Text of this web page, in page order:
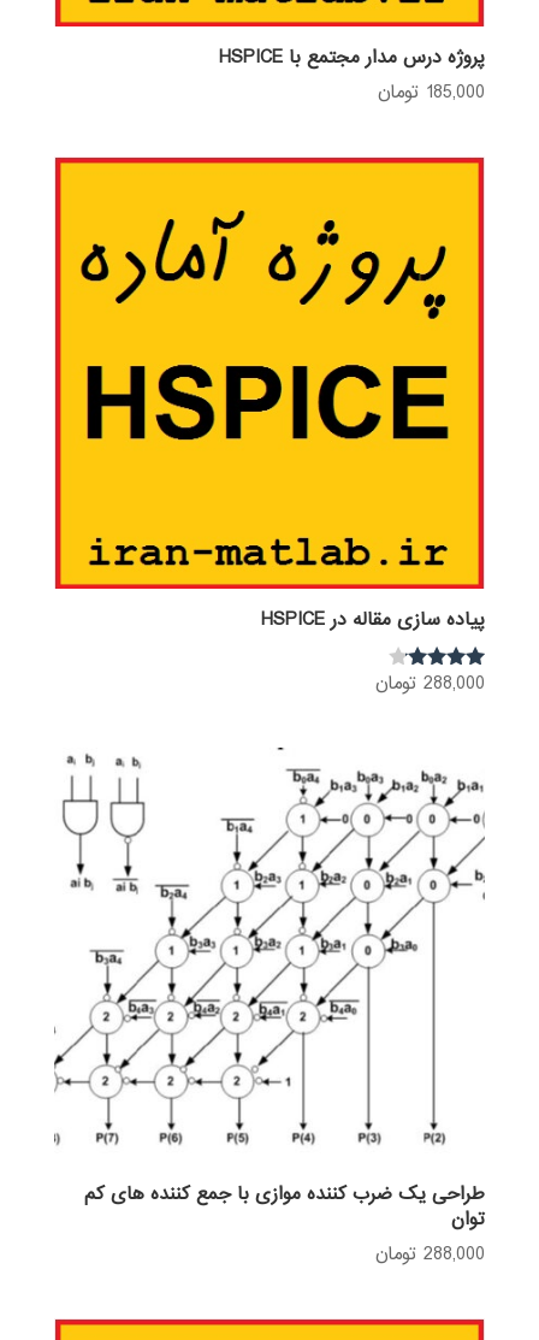
پروژه درس مدار مجتمع با HSPICE
185,000 تومان
پیاده سازی مقاله در HSPICE
نمره
288,000 تومان
طراحی یک ضرب کننده موازی با جمع کننده های کم
توان
288,000 تومان